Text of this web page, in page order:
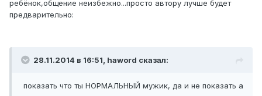
ребёнок,общение неизбежно...просто автору лучше будет
предварительно:
28.11.2014 в 16:51, haword сказал:
показать что ты НОРМАЛЬНЫЙ мужик, да и не показать а